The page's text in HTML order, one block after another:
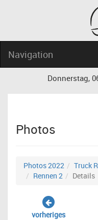
Navigation
Donnerstag,
Photos
Photos 2022
Truck
Rennen 2
Details
vorheriges